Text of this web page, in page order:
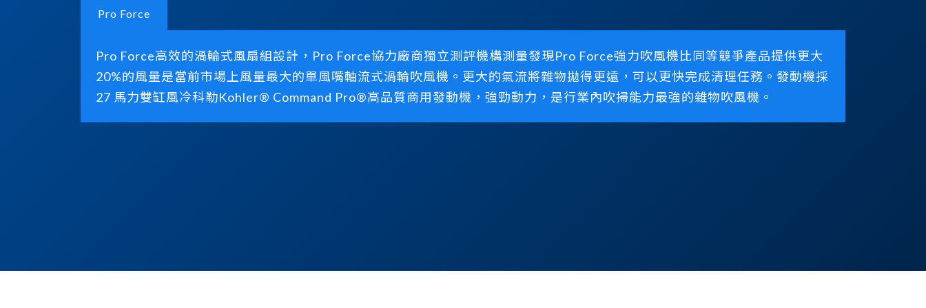
Pro Force
Pro Force高效的渦輪式風扇組設計，Pro Force協力廠商獨立測評機構測量發現Pro Force強力吹風機比同等競爭產品提供更大
20%的風量是當前市場上風量最大的單風嘴軸流式渦輪吹風機。更大的氣流將雜物拋得更遠，可以更快完成清理任務。發動機採
27 馬力雙缸風冷科勒Kohler® Command Pro®高品質商用發動機，強勁動力，是行業內吹掃能力最強的雜物吹風機。